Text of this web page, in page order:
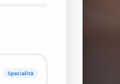
Specialità